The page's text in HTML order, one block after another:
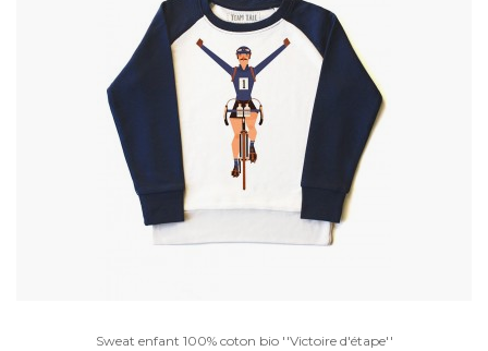
Sweat enfant 100% coton bio ''Victoire d'étape''